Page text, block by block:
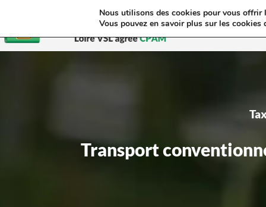
Transport
Nous utilisons des cookies pour vous offrir
Vous pouvez en savoir plus sur les